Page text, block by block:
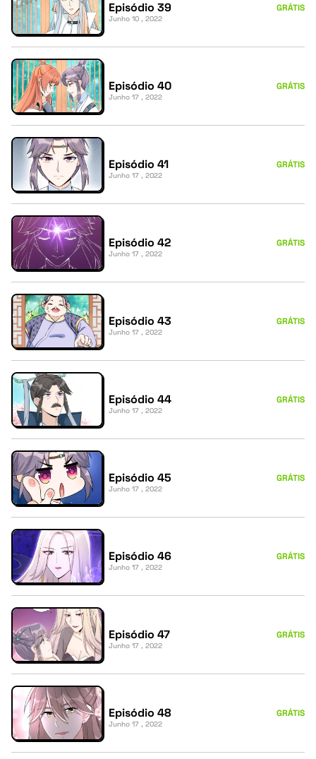
Episódio 39
Junho 10 , 2022
GRÁTIS
Episódio 40
Junho 17 , 2022
GRÁTIS
Episódio 41
Junho 17 , 2022
GRÁTIS
Episódio 42
Junho 17 , 2022
GRÁTIS
Episódio 43
Junho 17 , 2022
GRÁTIS
Episódio 44
Junho 17 , 2022
GRÁTIS
Episódio 45
Junho 17 , 2022
GRÁTIS
Episódio 46
Junho 17 , 2022
GRÁTIS
Episódio 47
Junho 17 , 2022
GRÁTIS
Episódio 48
Junho 17 , 2022
GRÁTIS